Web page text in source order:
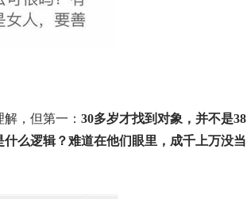
，但第一： 30多岁才找到对象，并不是38
么逻辑？难道在他们眼里，成千上万没当